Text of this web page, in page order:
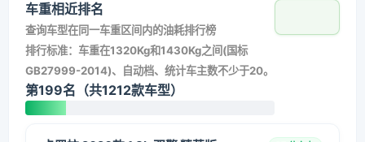
车重相近排名
查询车型在同一车重区间内的油耗排行榜
排行标准：车重在1320Kg和1430Kg之间(国标
GB27999-2014)、自动档、统计车主数不少于20。
第199名（共1212款车型）